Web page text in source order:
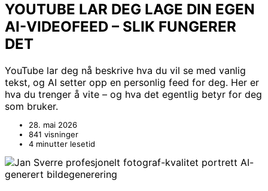
YOUTUBE LAR DEG LAGE DIN EGEN
AI-VIDEOFEED – SLIK FUNGERER
DET
YouTube lar deg nå beskrive hva du vil se med vanlig
tekst, og AI setter opp en personlig feed for deg. Her er
hva du trenger å vite – og hva det egentlig betyr for deg
som bruker.
28. mai 2026
841 visninger
4 minutter lesetid